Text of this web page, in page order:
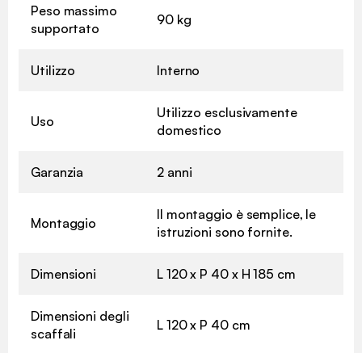
Peso massimo
supportato
90 kg
Utilizzo Interno
Uso
Utilizzo esclusivamente
domestico
Garanzia 2 anni
Montaggio
Il montaggio è semplice, le
istruzioni sono fornite.
Dimensioni L 120 x P 40 x H 185 cm
Dimensioni degli
scaffali
L 120 x P 40 cm